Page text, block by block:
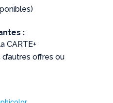
:
CARTE+
offres ou